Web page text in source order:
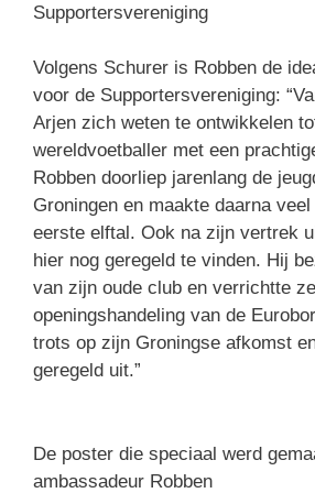
Supportersvereniging
Volgens Schurer is Robben de
voor de Supportersvereniging:
Arjen zich weten te ontwikkelen
wereldvoetballer met een
Robben doorliep jarenlang de
Groningen en maakte daarna
eerste elftal. Ook na zijn vertrek
hier nog geregeld te vinden. Hij
van zijn oude club en verrichtte
openingshandeling van de
trots op zijn Groningse afkomst
geregeld uit.”
De poster die speciaal werd
ambassadeur Robben